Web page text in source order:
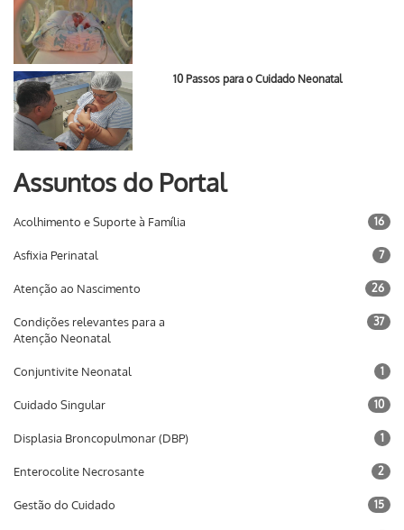
10 Passos para o Cuidado Neonatal
Assuntos do Portal
Acolhimento e Suporte à Família 16
Asfixia Perinatal 7
Atenção ao Nascimento 26
Condições relevantes para a
Atenção Neonatal
37
Conjuntivite Neonatal 1
Cuidado Singular 10
Displasia Broncopulmonar (DBP) 1
Enterocolite Necrosante 2
Gestão do Cuidado 15